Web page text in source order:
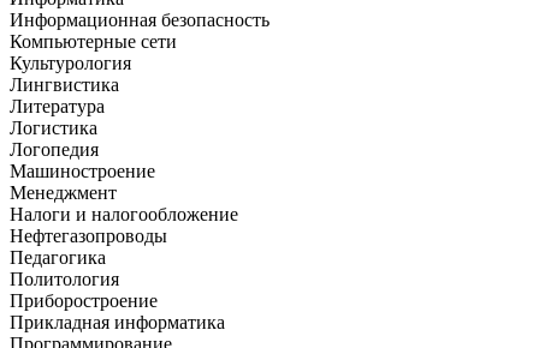
Информационная безопасность
Компьютерные сети
Культурология
Лингвистика
Литература
Логистика
Логопедия
Машиностроение
Менеджмент
Налоги и налогообложение
Нефтегазопроводы
Педагогика
Политология
Приборостроение
Прикладная информатика
Программирование